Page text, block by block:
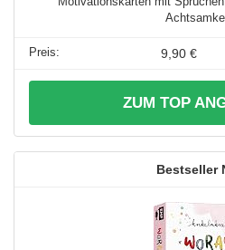
Achtsamke
9,90 €
ZUM TOP